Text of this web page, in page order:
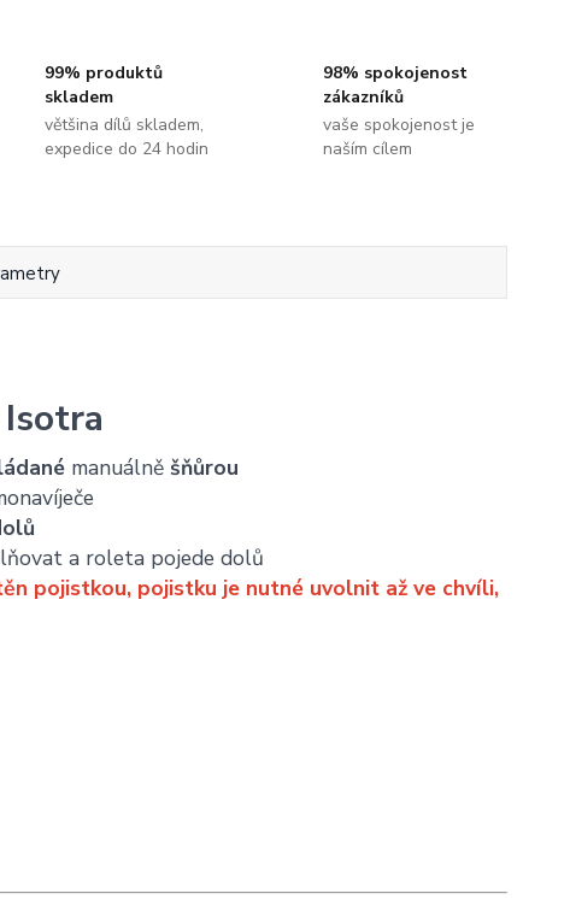
99% produktů
skladem
většina dílů skladem,
expedice do 24 hodin
98% spokojenost
zákazníků
vaše spokojenost je
naším cílem
manuálně šňůrou
a roleta pojede dolů
pojistkou, pojistku je nutné uvolnit až ve chvíli,